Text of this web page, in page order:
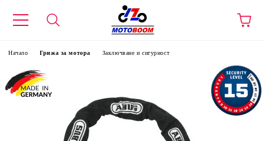
Начало Грижа за мотора Заключване и сигурност